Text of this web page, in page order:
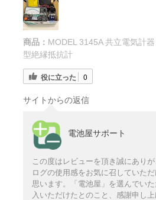
商品： MODEL 3145A 共立電気計
型絶縁抵抗計
役に立った 0
サイトからの返信
電池屋サポート
この度はレビューを頂き誠にあり
ログの使用感をお気に召していた
思います。「電池屋」を選んでい
入いただけたとのこと、感謝申し